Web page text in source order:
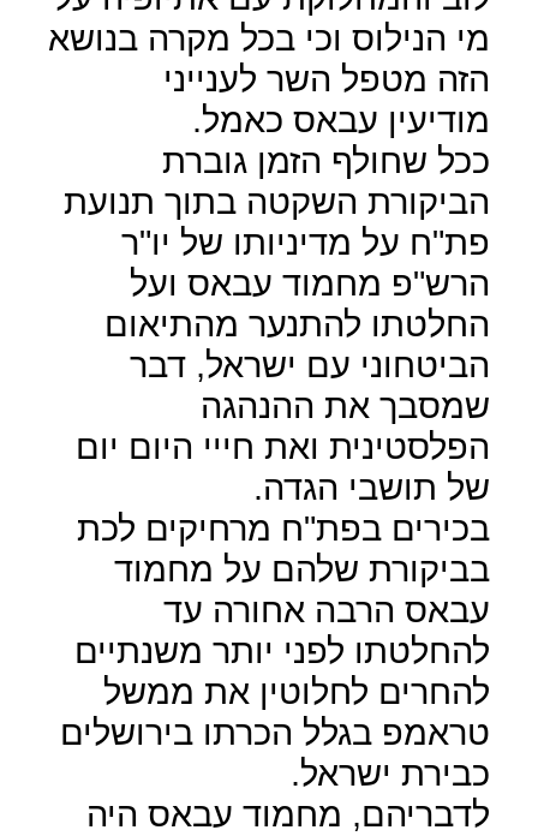
מי הנילוס וכי בכל מקרה בנושא
הזה מטפל השר לענייני
מודיעין עבאס כאמל.
ככל שחולף הזמן גוברת
הביקורת השקטה בתוך תנועת
פת"ח על מדיניותו של יו"ר
הרש"פ מחמוד עבאס ועל
החלטתו להתנער מהתיאום
הביטחוני עם ישראל, דבר
שמסבך את ההנהגה
הפלסטינית ואת חייי היום יום
של תושבי הגדה.
בכירים בפת"ח מרחיקים לכת
בביקורת שלהם על מחמוד
עבאס הרבה אחורה עד
להחלטתו לפני יותר משנתיים
להחרים לחלוטין את ממשל
טראמפ בגלל הכרתו בירושלים
כבירת ישראל.
לדבריהם, מחמוד עבאס היה